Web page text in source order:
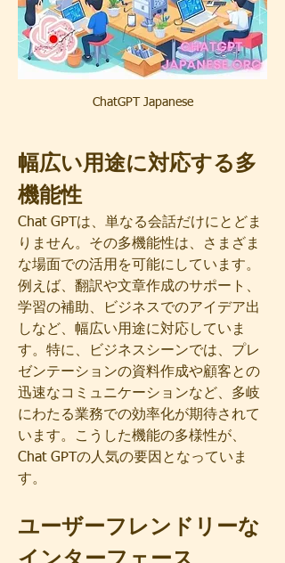
ChatGPT Japanese
幅広い用途に対応する多
機能性
Chat GPTは、単なる会話だけにとどま
りません。その多機能性は、さまざま
な場面での活用を可能にしています。
例えば、翻訳や文章作成のサポート、
学習の補助、ビジネスでのアイデア出
しなど、幅広い用途に対応していま
す。特に、ビジネスシーンでは、プレ
ゼンテーションの資料作成や顧客との
迅速なコミュニケーションなど、多岐
にわたる業務での効率化が期待されて
います。こうした機能の多様性が、
Chat GPTの人気の要因となっていま
す。
ユーザーフレンドリーな